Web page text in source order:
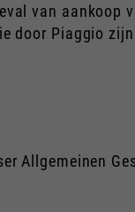
van aankoop
door Piaggio
Allgemeinen